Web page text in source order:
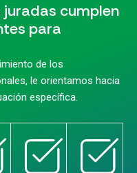
cumplen
para
de los
le orientamos hacia
específica.